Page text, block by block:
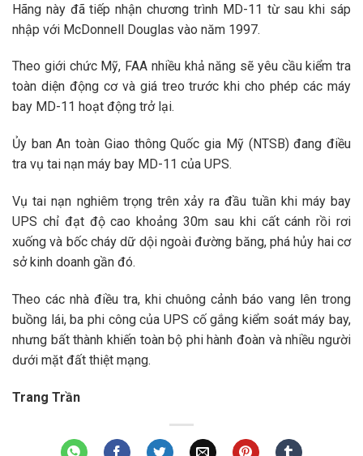
Hãng này đã tiếp nhận chương trình MD-11 từ sau khi sáp
nhập với McDonnell Douglas vào năm 1997.
Theo giới chức Mỹ, FAA nhiều khả năng sẽ yêu cầu kiểm tra
toàn diện động cơ và giá treo trước khi cho phép các máy
bay MD-11 hoạt động trở lại.
Ủy ban An toàn Giao thông Quốc gia Mỹ (NTSB) đang điều
tra vụ tai nạn máy bay MD-11 của UPS.
Vụ tai nạn nghiêm trọng trên xảy ra đầu tuần khi máy bay
UPS chỉ đạt độ cao khoảng 30m sau khi cất cánh rồi rơi
xuống và bốc cháy dữ dội ngoài đường băng, phá hủy hai cơ
sở kinh doanh gần đó.
Theo các nhà điều tra, khi chuông cảnh báo vang lên trong
buồng lái, ba phi công của UPS cố gắng kiểm soát máy bay,
nhưng bất thành khiến toàn bộ phi hành đoàn và nhiều người
dưới mặt đất thiệt mạng.
Trang Trần